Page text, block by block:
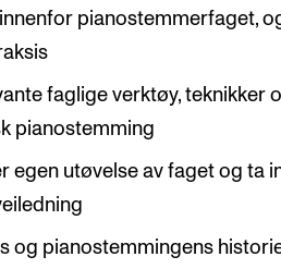
pianostemmerfaget,
faglige verktøy, teknikker
pianostemming
egen utøvelse av faget og ta
og pianostemmingens